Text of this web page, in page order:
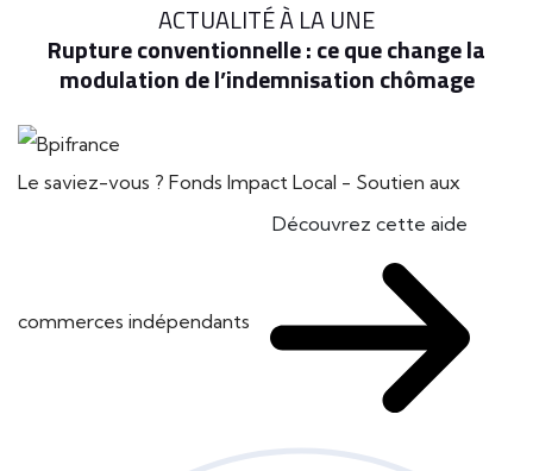
ACTUALITÉ À LA UNE
Rupture conventionnelle : ce que change la
modulation de l’indemnisation chômage
Le saviez-vous ? Fonds Impact Local - Soutien aux
commerces indépendants
Découvrez cette aide